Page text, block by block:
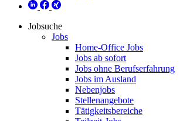
Jobsuche
Jobs
Home-Office Jobs
Jobs ab sofort
Jobs ohne Berufserfahrung
Jobs im Ausland
Nebenjobs
Stellenangebote
Tätigkeitsbereiche